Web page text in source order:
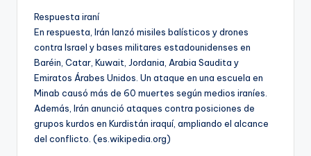
Respuesta iraní
En respuesta, Irán lanzó misiles balísticos y drones
contra Israel y bases militares estadounidenses en
Baréin, Catar, Kuwait, Jordania, Arabia Saudita y
Emiratos Árabes Unidos. Un ataque en una escuela en
Minab causó más de 60 muertes según medios iraníes.
Además, Irán anunció ataques contra posiciones de
grupos kurdos en Kurdistán iraquí, ampliando el alcance
del conflicto. (es.wikipedia.org)